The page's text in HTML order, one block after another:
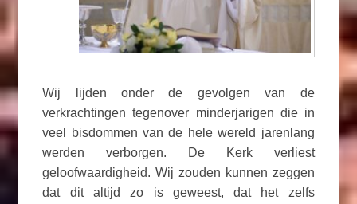
Wij lijden onder de gevolgen van de
verkrachtingen tegenover minderjarigen die in
veel bisdommen van de hele wereld jarenlang
werden verborgen. De Kerk verliest
geloofwaardigheid. Wij zouden kunnen zeggen
dat dit altijd zo is geweest, dat het zelfs